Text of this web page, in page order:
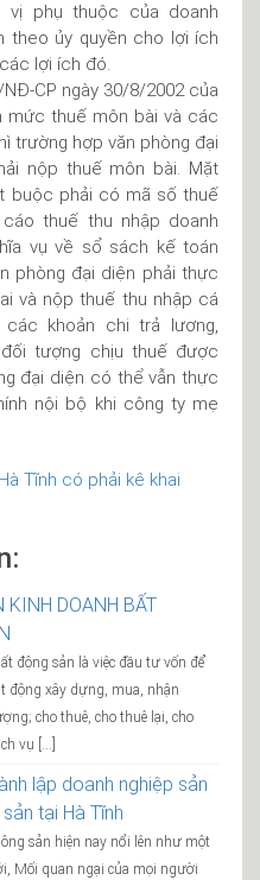
vị phụ thuộc của doanh
theo ủy quyền cho lợi ích
lợi ích đó.
CP ngày 30/8/2002 của
mức thuế môn bài và các
trường hợp văn phòng đại
nộp thuế môn bài. Mặt
buộc phải có mã số thuế
thuế thu nhập doanh
vụ về sổ sách kế toán
phòng đại diện phải thực
và nộp thuế thu nhập cá
khoản chi trả lương,
tượng chịu thuế được
đại diện có thể vẫn thực
nội bộ khi công ty mẹ
Tĩnh có phải kê khai
KINH DOANH BẤT
động sản là việc đầu tư vốn để
động xây dựng, mua, nhận
cho thuê, cho thuê lại, cho
vụ […]
lập doanh nghiệp sản
tại Hà Tĩnh
sản hiện nay nổi lên như một
Mối quan ngại của mọi người